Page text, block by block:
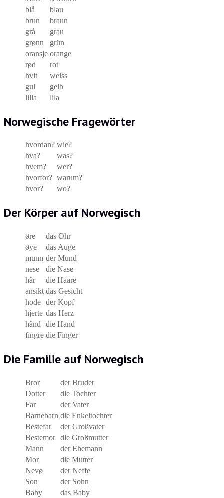
blå
blau
brun
braun
grå
grau
grønn
grün
oransje orange
rød
rot
hvit
weiss
gul
gelb
lilla
lila
Norwegische Fragewörter
hvordan? wie?
hva?
was?
hvem?
wer?
hvorfor? warum?
hvor?
wo?
Der Körper auf Norwegisch
øre
das Ohr
øye
das Auge
munn der Mund
nese
die Nase
hår
die Haare
ansikt das Gesicht
hode der Kopf
hjerte das Herz
hånd
die Hand
fingre die Finger
Die Familie auf Norwegisch
Bror
der Bruder
Dotter
die Tochter
Far
der Vater
Barnebarn die Enkeltochter
Bestefar
der Großvater
Bestemor die Großmutter
Mann
der Ehemann
Mor
die Mutter
Nevø
der Neffe
Son
der Sohn
Baby
das Baby